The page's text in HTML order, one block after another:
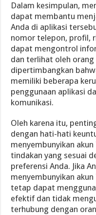
Dalam kesimpulan,
dapat membantu
Anda di aplikasi
nomor telepon, profil,
dapat mengontrol
dan terlihat oleh
dipertimbangkan
memiliki beberapa
penggunaan aplikasi
komunikasi.
Oleh karena itu,
dengan hati-hati
menyembunyikan
tindakan yang sesuai
preferensi Anda. Jika
menyembunyikan
tetap dapat
efektif dan tidak
terhubung dengan